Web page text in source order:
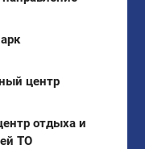
центр
отдыха и
ТО